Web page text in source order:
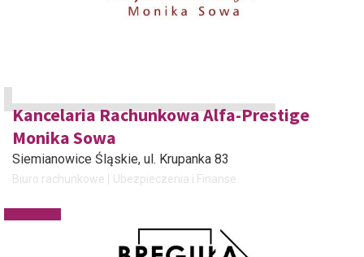
Kancelaria Rachunkowa Alfa-Prestige
Monika Sowa
Siemianowice Śląskie, ul. Krupanka 83
Biuro rachunkowe Ubezpieczenia i Finanse